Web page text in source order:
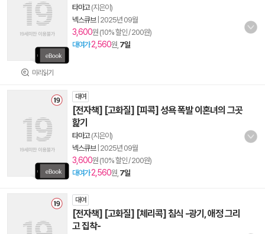
미리읽기
타마고(지은이)
넥스큐브| 2025년 09월
3,600원 (10% 할인 / 200원)
대여가 2,560원, 7일
대여
[전자책] [고화질] [피콕] 성욕 폭발 이혼녀의 그곳
핥기
타마고(지은이)
넥스큐브| 2025년 09월
3,600원 (10% 할인 / 200원)
대여가 2,560원, 7일
대여
[전자책] [고화질] [체리콕] 침식 -광기, 애정 그리
고 집착-